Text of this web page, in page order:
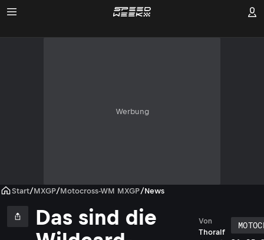
Werbung
Start/MXGP/Motocross-WM MXGP/News
Das sind die
Thoralf
Von